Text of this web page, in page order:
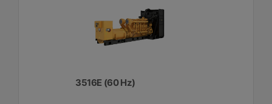
3516E (60 Hz)